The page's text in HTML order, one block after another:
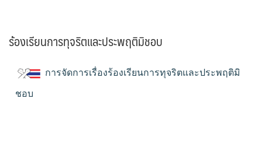
ร้องเรียนการทุจริตและประพฤติมิชอบ
การจัดการเรื่องร้องเรียนการทุจริตและประพฤติมิ
ชอบ